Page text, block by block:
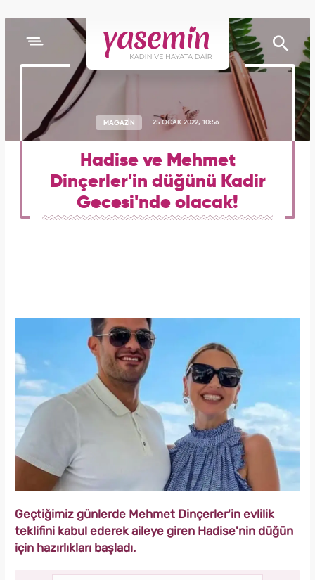
MAGAZİN 25 OCAK 2022, 10:56
Hadise ve Mehmet
Dinçerler'in düğünü Kadir
Gecesi'nde olacak!
Geçtiğimiz günlerde Mehmet Dinçerler'in evlilik
teklifini kabul ederek aileye giren Hadise'nin düğün
için hazırlıkları başladı.